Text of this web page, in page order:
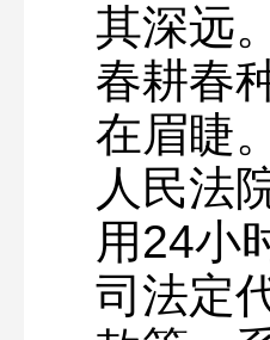
其深远
春耕春
在眉睫
人民法
用24小
司法定